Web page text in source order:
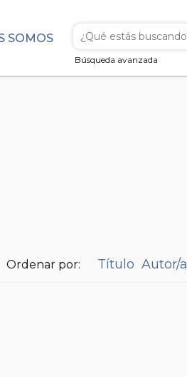
Búsqueda avanzada
SOMOS
Ordenar por: Título Autor/a